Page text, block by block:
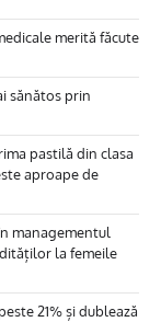
merită făcute
sănătos prin
pastilă din clasa
aproape de
managementul
la femeile
21% și dublează